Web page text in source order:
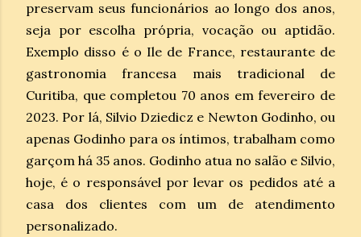
preservam seus funcionários ao longo dos anos,
seja por escolha própria, vocação ou aptidão.
Exemplo disso é o Ile de France, restaurante de
gastronomia francesa mais tradicional de
Curitiba, que completou 70 anos em fevereiro de
2023. Por lá, Silvio Dziedicz e Newton Godinho, ou
apenas Godinho para os íntimos, trabalham como
garçom há 35 anos. Godinho atua no salão e Silvio,
hoje, é o responsável por levar os pedidos até a
casa dos clientes com um de atendimento
personalizado.